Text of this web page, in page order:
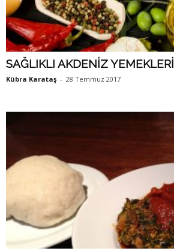
SAĞLIKLI AKDENİZ YEMEKLERİ
Kübra Karataş - 28 Temmuz 2017